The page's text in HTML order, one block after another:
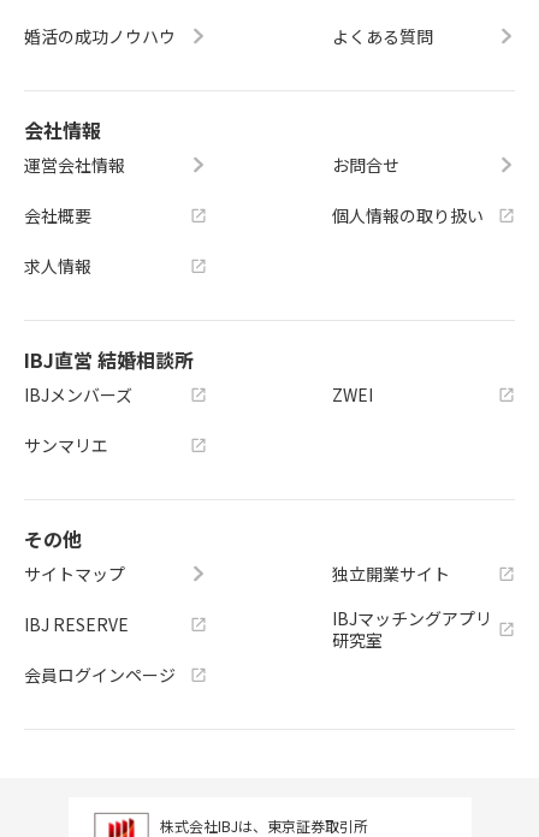
婚活の成功ノウハウ よくある質問
会社情報
運営会社情報
会社概要
求人情報
お問合せ
個人情報の取り扱い
IBJ直営 結婚相談所
IBJメンバーズ
サンマリエ
ZWEI
その他
サイトマップ
IBJ RESERVE
会員ログインページ
独立開業サイト
IBJマッチングアプリ
研究室
株式会社IBJは、東京証券取引所